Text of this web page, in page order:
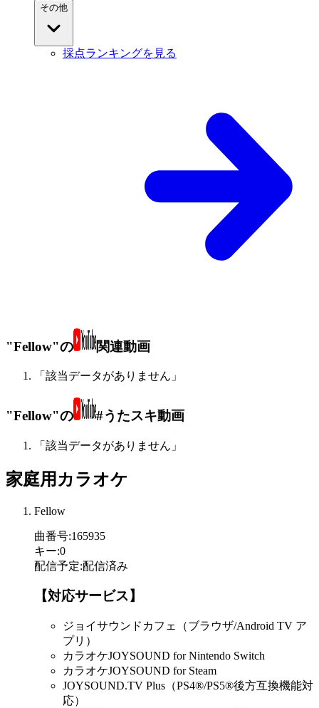
その他
採点ランキングを見る
"Fellow"の 関連動画
「該当データがありません」
"Fellow"の #うたスキ動画
「該当データがありません」
家庭用カラオケ
Fellow
曲番号:165935
キー:0
配信予定:配信済み
【対応サービス】
ジョイサウンドカフェ（ブラウザ/Android TV ア
プリ）
カラオケJOYSOUND for Nintendo Switch
カラオケJOYSOUND for Steam
JOYSOUND.TV Plus（PS4®/PS5®後方互換機能対
応）